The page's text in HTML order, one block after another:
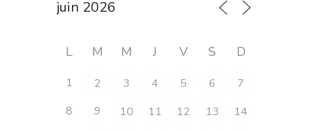
L M M J V S D
1 2 3 4 5 6
7
8
9 10 11 12 13
14